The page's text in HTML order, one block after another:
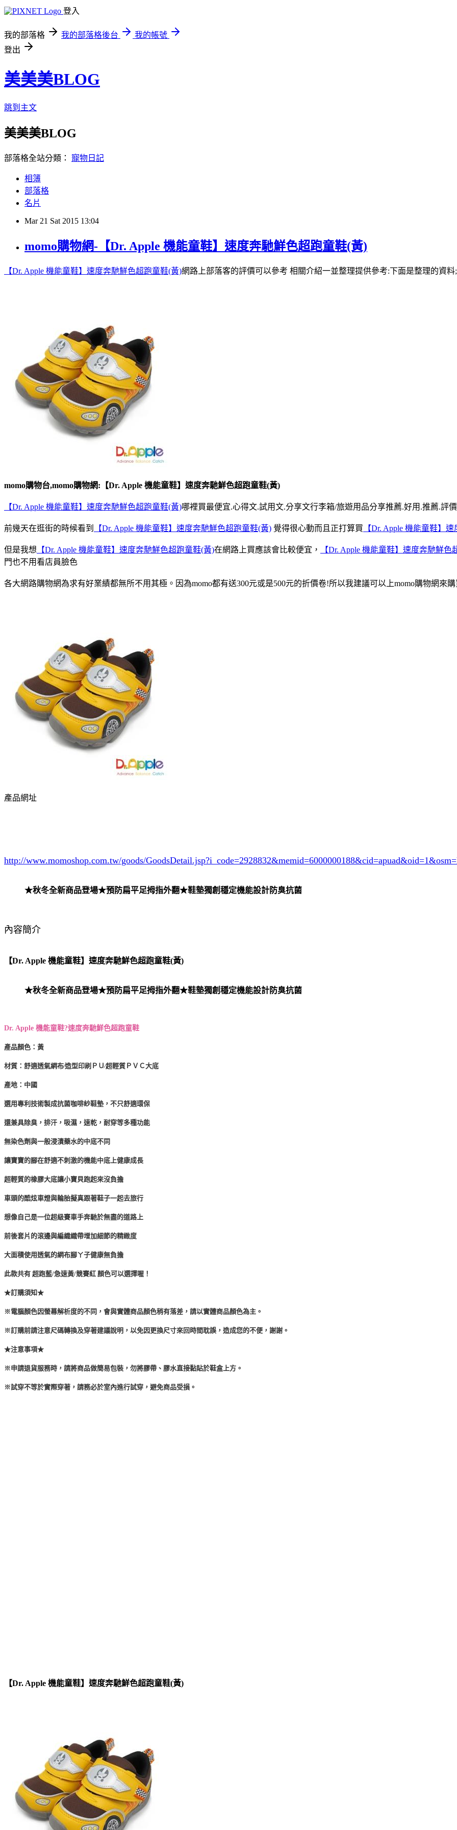
登入
我的部落格 我的部落格後台
我的帳號
登出
美美美BLOG
跳到主文
美美美BLOG
部落格全站分類： 寵物日記
相簿
部落格
名片
Mar 21 Sat 2015 13:04
momo購物網-【Dr. Apple 機能童鞋】速度奔馳鮮色超跑童鞋(黃)
【Dr. Apple 機能童鞋】速度奔馳鮮色超跑童鞋(黃)網路上部落客的評價可以參考 相關介紹一並整理提供參考:下面是整理的資料;
momo購物台,momo購物網:【Dr. Apple 機能童鞋】速度奔馳鮮色超跑童鞋(黃)
【Dr. Apple 機能童鞋】速度奔馳鮮色超跑童鞋(黃)哪裡買最便宜.心得文.試用文.分享文行李箱/旅遊用品分享推薦.好用.推薦.評
前幾天在逛街的時候看到 【Dr. Apple 機能童鞋】速度奔馳鮮色超跑童鞋(黃) 覺得很心動而且正打算買 【Dr. Apple 機能童鞋】
但是我想 【Dr. Apple 機能童鞋】速度奔馳鮮色超跑童鞋(黃)在網路上買應該會比較便宜， 【Dr. Apple 機能童鞋】速度奔馳鮮色
門也不用看店員臉色
各大網路購物網為求有好業績都無所不用其極。因為momo都有送300元或是500元的折價卷!所以我建議可以上momo購物網來購
產品網址
http://www.momoshop.com.tw/goods/GoodsDetail.jsp?i_code=2928832
★秋冬全新商品登場★預防扁平足拇指外翻★鞋墊獨創穩定機能設計防臭抗菌
內容簡介
【Dr. Apple 機能童鞋】速度奔馳鮮色超跑童鞋(黃)
★秋冬全新商品登場★預防扁平足拇指外翻★鞋墊獨創穩定機能設計防臭抗菌
Dr. Apple 機能童鞋?速度奔馳鮮色超跑童鞋
產品顏色：黃
材質：舒適透氣網布∕造型印刷ＰＵ∕超輕質ＰＶＣ大底
產地：中國
選用專利技術製成抗菌咖啡紗鞋墊，不只舒適環保
還兼具除臭，排汗，吸濕，速乾，耐穿等多種功能
無染色劑與一般浸漬藥水的中底不同
讓寶寶的腳在舒適不刺激的機能中底上健康成長
超輕質的橡膠大底讓小寶貝跑起來沒負擔
車頭的酷炫車燈與輪胎擬真跟著鞋子一起去旅行
想像自己是一位超級賽車手奔馳於無盡的道路上
前後套片的滾邊與編織織帶增加細節的精緻度
大面積使用透氣的網布腳ㄚ子健康無負擔
此款共有 超跑藍/急速黃/競賽紅 顏色可以選擇喔！
★訂購須知★
※電腦顏色因螢幕解析度的不同，會與實體商品顏色稍有落差，請以實體商品顏色為主。
※訂購前請注意尺碼轉換及穿著建議說明，以免因更換尺寸來回時間耽誤，造成您的不便，謝謝。
★注意事項★
※申請退貨服務時，請將商品做簡易包裝，勿將膠帶、膠水直接黏貼於鞋盒上方。
※試穿不等於實際穿著，請務必於室內進行試穿，避免商品受損。
【Dr. Apple 機能童鞋】速度奔馳鮮色超跑童鞋(黃)